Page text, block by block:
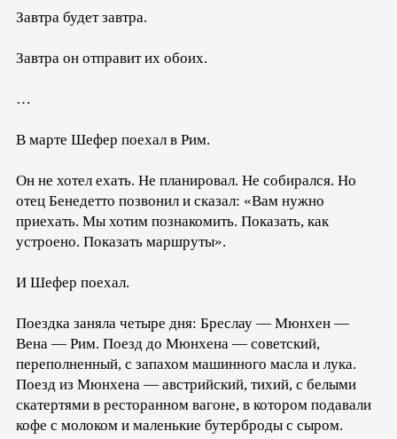
Завтра будет завтра.
Завтра он отправит их обоих.
…
В марте Шефер поехал в Рим.
Он не хотел ехать. Не планировал. Не собирался. Но
отец Бенедетто позвонил и сказал: «Вам нужно
приехать. Мы хотим познакомить. Показать, как
устроено. Показать маршруты».
И Шефер поехал.
Поездка заняла четыре дня: Бреслау — Мюнхен —
Вена — Рим. Поезд до Мюнхена — советский,
переполненный, с запахом машинного масла и лука.
Поезд из Мюнхена — австрийский, тихий, с белыми
скатертями в ресторанном вагоне, в котором подавали
кофе с молоком и маленькие бутерброды с сыром.